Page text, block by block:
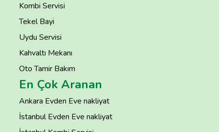
Kombi Servisi
Tekel Bayi
Uydu Servisi
Kahvaltı Mekanı
Oto Tamir Bakım
En Çok Aranan
Ankara Evden Eve nakliyat
İstanbul Evden Eve nakliyat